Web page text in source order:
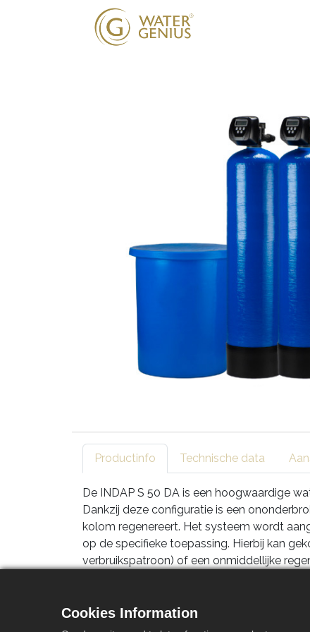
Productinfo Technische data
De INDAP S 50 DA is een hoogwaardige
Dankzij deze configuratie is een
kolom regenereert. Het systeem wordt
op de specifieke toepassing. Hierbij kan
verbruikspatroon) of een onmiddellijke
Dankzij het unieke Economic/Ecologic
aanzienlijk lager spoelwaterverbruik. Het
Cookies Information